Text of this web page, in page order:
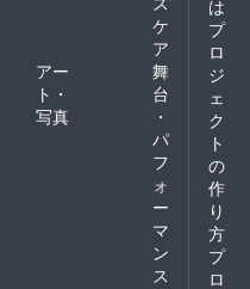
ケ
ア
アー
ト・
写真
舞
台
・
パ
フ
ォ
ー
マ
ン
ス
は
プ
ロ
ジ
ェ
ク
ト
の
作
り
方
プ
ロ